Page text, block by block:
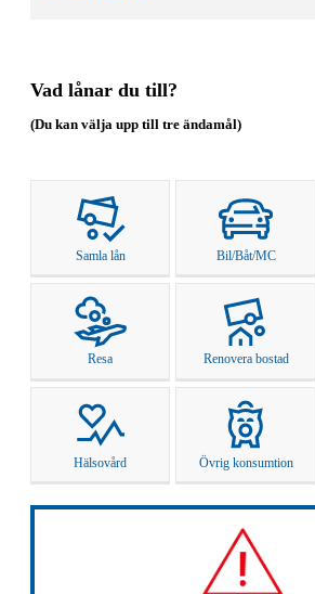
Vad lånar du till?
(Du kan välja upp till tre ändamål)
Samla lån Bil/Båt/MC
Resa Renovera bostad
Hälsovård Övrig konsumtion